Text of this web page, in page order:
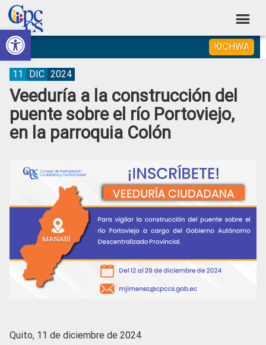
Abrir barra de herramientas
Skip
to
primary
navigation
Skip
to
main
content
Skip
to
primary
sidebar
Skip
to
footer
Consejo
de
Participación
Ciudadana
Control
Construyendo
Poder
Ciudadano
KICHWA
Veeduría a la construcción del
puente sobre el río Portoviejo,
en la parroquia Colón
11 DIC 2024
Quito, 11 de diciembre de 2024